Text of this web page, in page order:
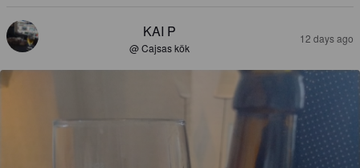
KAI P
@ Cajsas kök
12 days ago